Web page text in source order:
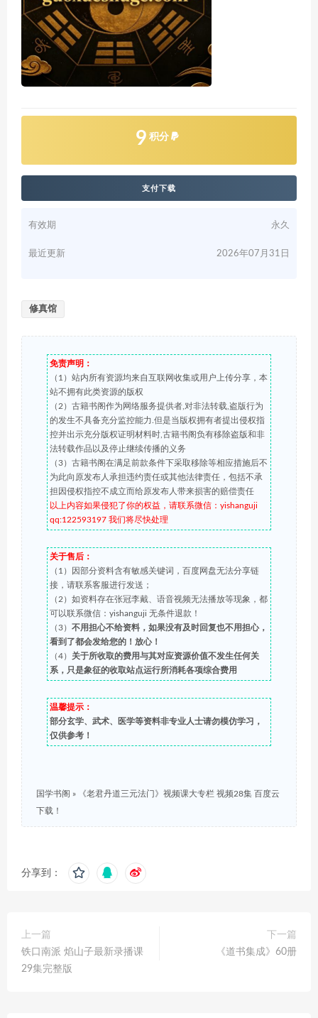
9 积分
支付下载
有效期 永久
最近更新 2026年07月31日
修真馆
免责声明：
（1）站内所有资源均来自互联网收集或用户上传分享，本
站不拥有此类资源的版权
（2）古籍书阁作为网络服务提供者,对非法转载,盗版行为
的发生不具备充分监控能力.但是当版权拥有者提出侵权指
控并出示充分版权证明材料时,古籍书阁负有移除盗版和非
法转载作品以及停止继续传播的义务
（3）古籍书阁在满足前款条件下采取移除等相应措施后不
为此向原发布人承担违约责任或其他法律责任，包括不承
担因侵权指控不成立而给原发布人带来损害的赔偿责任
以上内容如果侵犯了你的权益，请联系微信：yishanguji
qq:122593197 我们将尽快处理
关于售后：
（1）因部分资料含有敏感关键词，百度网盘无法分享链
接，请联系客服进行发送；
（2）如资料存在张冠李戴、语音视频无法播放等现象，都
可以联系微信：yishanguji 无条件退款！
（3） 不用担心不给资料，如果没有及时回复也不用担心，
看到了都会发给您的！放心！
（4） 关于所收取的费用与其对应资源价值不发生任何关
系，只是象征的收取站点运行所消耗各项综合费用
温馨提示：
部分玄学、武术、医学等资料非专业人士请勿模仿学习，
仅供参考！
国学书阁 »
《老君丹道三元法门》视频课大专栏 视频28集 百度云
下载！
分享到：
上一篇
铁口南派 焰山子最新录播课
29集完整版
下一篇
《道书集成》60册